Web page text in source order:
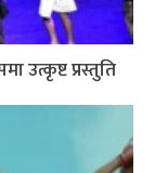
उत्कृष्ट प्रस्तुति